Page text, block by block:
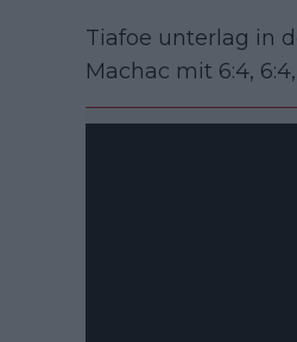
Tiafoe unterlag in
Machac mit 6:4, 6:4,